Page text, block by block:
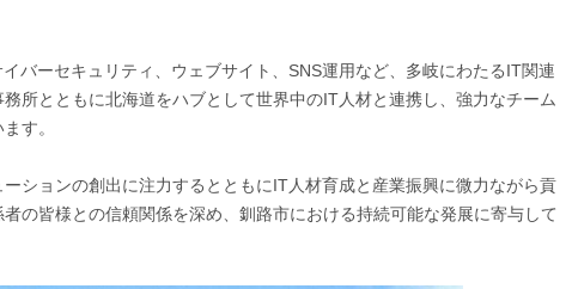
バーセキュリティ、ウェブサイト、SNS運用など、多岐にわたるIT関連
所とともに北海道をハブとして世界中のIT人材と連携し、強力なチーム
す。
ションの創出に注力するとともにIT人材育成と産業振興に微力ながら貢
の皆様との信頼関係を深め、釧路市における持続可能な発展に寄与して